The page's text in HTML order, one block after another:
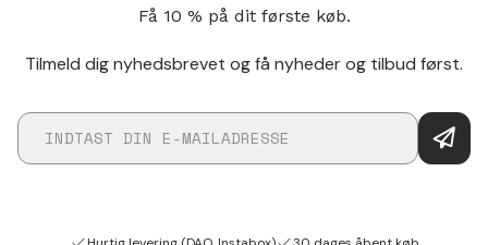
Få 10 % på dit første køb.
Tilmeld dig nyhedsbrevet og få nyheder og tilbud først.